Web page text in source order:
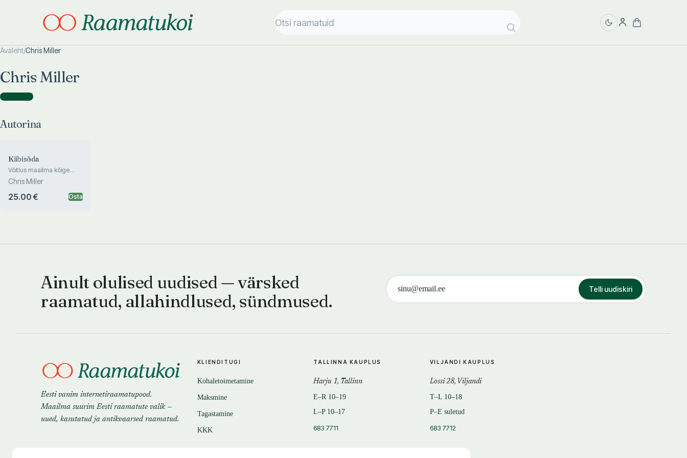
Avaleht/Chris Miller
Chris Miller
Autorina )
Autorina
Kiibisõda
Võitlus maailma kõige
olulisema tehnoloogia
nimel
Chris Miller
25.00 € Osta
Ainult olulised uudised — värsked
raamatud, allahindlused, sündmused.
Telli uudiskiri
Eesti vanim internetiraamatupood.
Maailma suurim Eesti raamatute valik —
uued, kasutatud ja antikvaarsed raamatud.
KLIENDITUGI
Kohaletoimetamine
Maksmine
Tagastamine
KKK
TALLINNA KAUPLUS
Harju 1, Tallinn
E–R 10–19
L–P 10–17
683 7711
VILJANDI KAUPLUS
Lossi 28, Viljandi
T–L 10–18
P–E suletud
683 7712